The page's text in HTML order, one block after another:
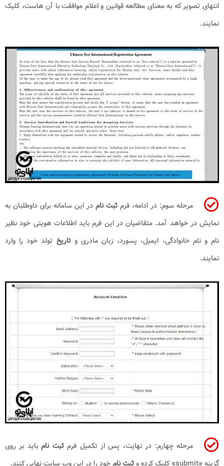
انتهای تصویر که به معنای مطالعه قوانین و اعلام موافقت با آن هاست، کلیک
نمایند.
مرحله سوم: در ادامه، فرم ثبت نام در این سامانه برای داوطلبان به
نمایش در خواهد آمد. متقاضیان در این فرم باید اطلاعات هویتی خود نظیر
نام و نام خانوادگی، ایمیل، پسورد، زبان مادری وتاریخ تولد خود را وارد
نمایند.
مرحله چهارم: در نهایت، پس از تکمیل فرمثبت نامباید بر روی
گزینه «submit» کلیک کرده وثبت نامخود را در این وب سایت نهایی کنند.